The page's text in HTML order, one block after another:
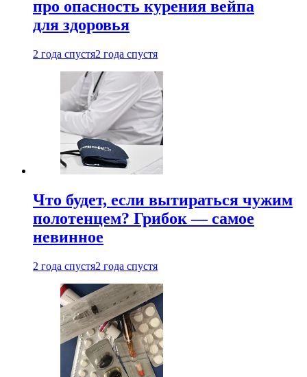
про опасность курения вейпа
для здоровья
2 года спустя2 года спустя
Что будет, если вытираться чужим
полотенцем? Грибок — самое
невинное
2 года спустя2 года спустя